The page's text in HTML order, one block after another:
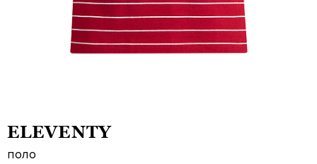
ELEVENTY
поло